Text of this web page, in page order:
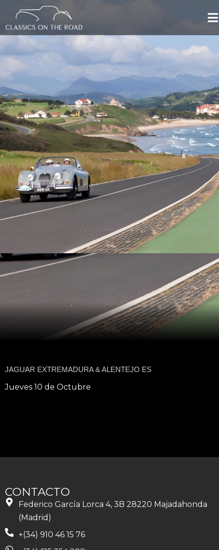
JAGUAR EXTREMADURA & ALENTEJO ES
Jueves 10 de Octubre
CONTACTO
Federico García Lorca 4, 3B 28220 Majadahonda
(Madrid)
+(34) 910 46 15 76